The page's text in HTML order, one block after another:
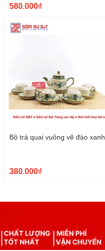
580.000₫
Bộ trà quai vuông vẽ đào xanh
380.000₫